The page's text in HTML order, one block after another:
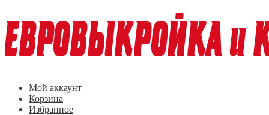
к
навигации
к
содержимому
Мой аккаунт
Корзина
Избранное